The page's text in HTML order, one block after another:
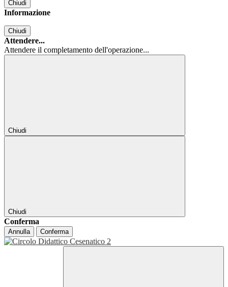
Chiudi
Informazione
Chiudi
Attendere...
Attendere il completamento dell'operazione...
Chiudi
Chiudi
Conferma
Annulla Conferma